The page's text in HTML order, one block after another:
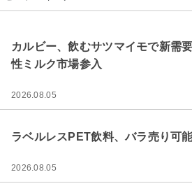
カルビー、飲むサツマイモで新需
性ミルク市場参入
2026.08.05
ラベルレスPET飲料、バラ売り可
2026.08.05